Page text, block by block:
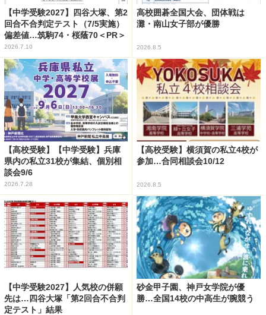
【中学受験2027】四谷大塚、第2
回合不合判定テスト（7/5実施）
偏差値…筑駒74・桜蔭70＜PR＞
2026.7.10
高校囲碁全国大会、団体戦は
灘・南山女子部が優勝
2026.8.5
【高校受験】【中学受験】兵庫
県内の私立31校が集結、個別相
談会9/6
2026.7.28
【高校受験】横須賀の私立4校が
参加…合同相談会10/12
2026.8.5
【中学受験2027】人気校の併願
先は…四谷大塚「第2回合不合判
定テスト」結果
砂金甲子園、神戸女学院が優
勝…全国14校の中高生が腕競う